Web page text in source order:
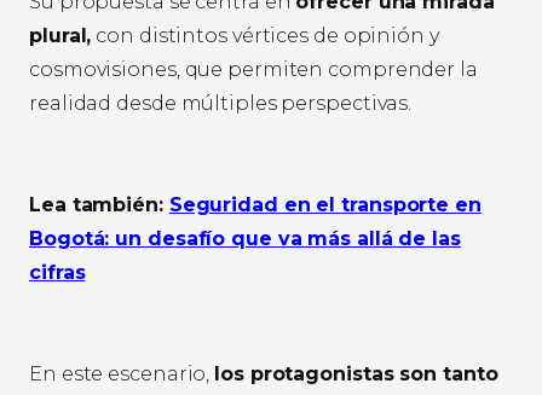
plural, con distintos vértices de opinión y
cosmovisiones, que permiten comprender la
realidad desde múltiples perspectivas.
Lea también: Seguridad en el transporte en
Bogotá: un desafío que va más allá de las
cifras
En este escenario, los protagonistas son tanto